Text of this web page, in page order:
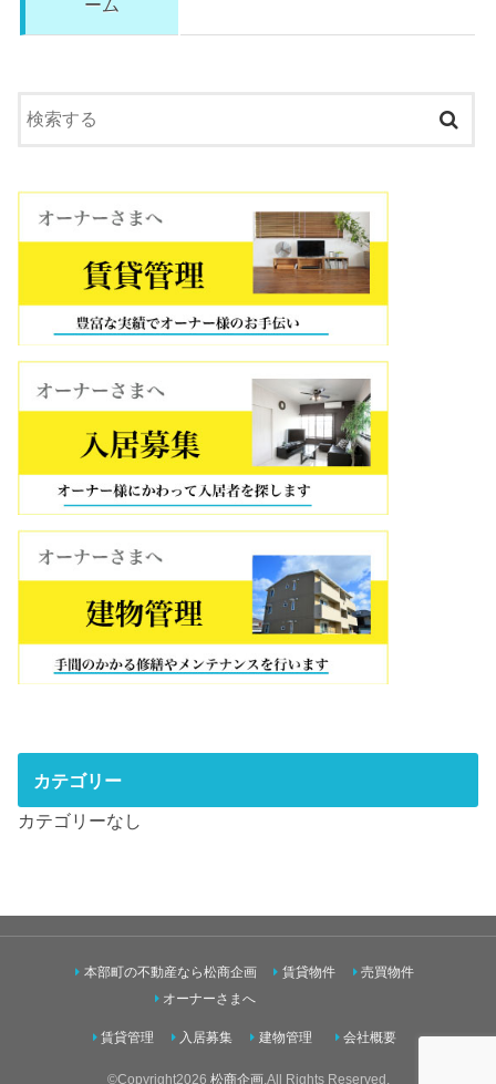
カテゴリー
カテゴリーなし
本部町の不動産なら松商企画 賃貸物件
売買物件
オーナーさまへ
賃貸管理 入居募集 建物管理 会社概要
©Copyright2026 松商企画.All Rights Reserved.